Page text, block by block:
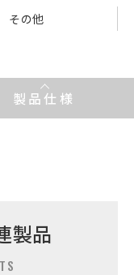
その他
製品仕様
製品